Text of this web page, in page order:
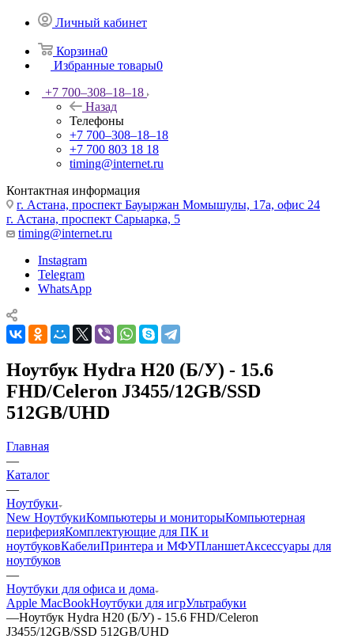
Личный кабинет
Корзина0
Избранные товары0
+7 700‒308‒18‒18
Назад
Телефоны
+7 700‒308‒18‒18
+7 700 803 18 18
timing@internet.ru
Контактная информация
г. Астана, проспект Бауыржан Момышулы, 17а, офис 24
г. Астана, проспект Сарыарка, 5
timing@internet.ru
Instagram
Telegram
WhatsApp
Ноутбук Hydra H20 (Б/У) - 15.6
FHD/Celeron J3455/12GB/SSD
512GB/UHD
Главная
—
Каталог
—
Ноутбуки
New НоутбукиКомпьютеры и мониторыКомпьютерная
периферияКомплектующие для ПК и
ноутбуковКабелиПринтера и МФУПланшетАксессуары для
ноутбуков
—
Ноутбуки для офиса и дома
Apple MacBookНоутбуки для игрУльтрабуки
—Ноутбук Hydra H20 (Б/У) - 15.6 FHD/Celeron
J3455/12GB/SSD 512GB/UHD